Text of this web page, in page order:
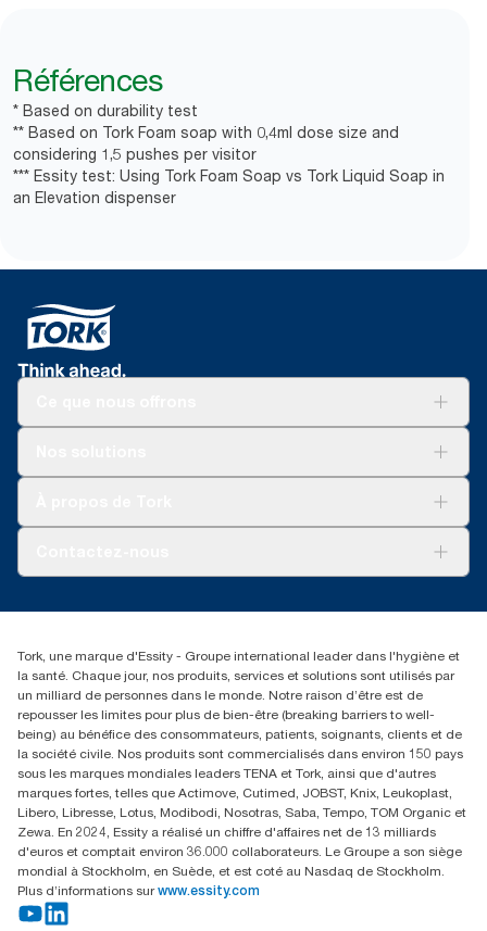
Références
* Based on durability test
** Based on Tork Foam soap with 0,4ml dose size and
considering 1,5 pushes per visitor
*** Essity test: Using Tork Foam Soap vs Tork Liquid Soap in
an Elevation dispenser
(866) 722-8675
Tork, une marque d'Essity - Groupe international leader dans l'hygiène et
la santé. Chaque jour, nos produits, services et solutions sont utilisés par
un milliard de personnes dans le monde. Notre raison d’être est de
repousser les limites pour plus de bien-être (breaking barriers to well-
being) au bénéfice des consommateurs, patients, soignants, clients et de
la société civile. Nos produits sont commercialisés dans environ 150 pays
sous les marques mondiales leaders TENA et Tork, ainsi que d'autres
marques fortes, telles que Actimove, Cutimed, JOBST, Knix, Leukoplast,
Libero, Libresse, Lotus, Modibodi, Nosotras, Saba, Tempo, TOM Organic et
Zewa. En 2024, Essity a réalisé un chiffre d'affaires net de 13 milliards
d'euros et comptait environ 36.000 collaborateurs. Le Groupe a son siège
mondial à Stockholm, en Suède, et est coté au Nasdaq de Stockholm.
Plus d’informations sur www.essity.com